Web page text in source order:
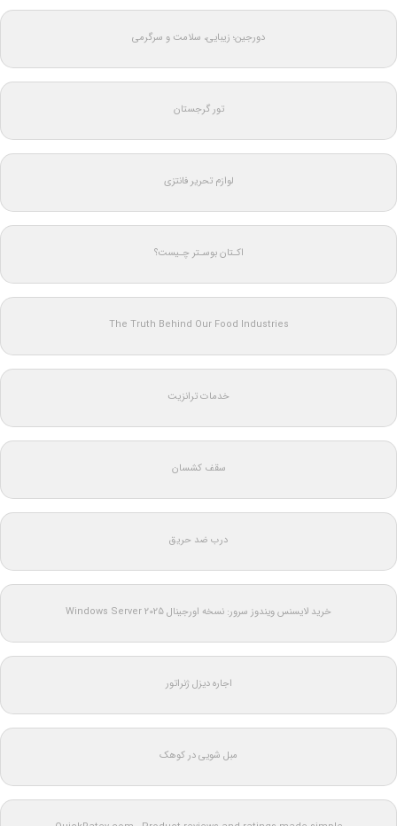
دورجین؛ زیبایی، سلامت و سرگرمی
تور گرجستان
لوازم تحریر فانتزی
اکـتان بوسـتر چـیست؟
The Truth Behind Our Food Industries
خدمات ترانزیت
سقف کشسان
درب ضد حریق
خرید لایسنس ویندوز سرور: نسخه اورجینال Windows Server 2025
اجاره دیزل ژنراتور
مبل شویی در کوهک